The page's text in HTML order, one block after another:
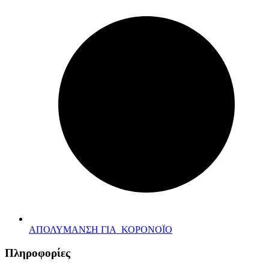
ΑΠΟΛΥΜΑΝΣΗ ΓΙΑ ΚΟΡΟΝΟΪΟ
Πληροφορίες